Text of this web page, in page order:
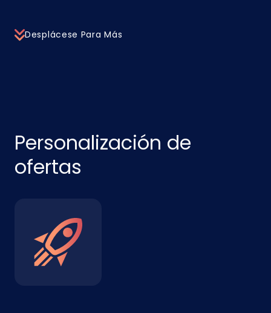
Desplácese Para Más
Personalización de
ofertas